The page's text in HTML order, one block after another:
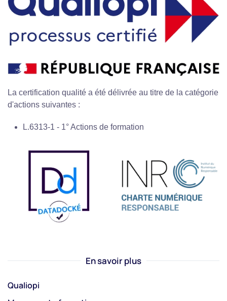
La certification qualité a été délivrée au titre de la catégorie
d'actions suivantes :
L.6313-1 - 1° Actions de formation
En savoir plus
Qualiopi